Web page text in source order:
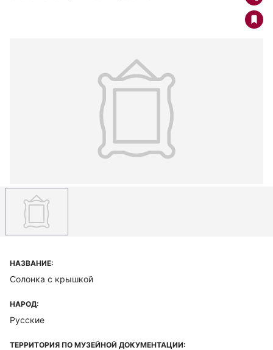
НАЗВАНИЕ:
Солонка с крышкой
НАРОД:
Русские
ТЕРРИТОРИЯ ПО МУЗЕЙНОЙ ДОКУМЕНТАЦИИ: